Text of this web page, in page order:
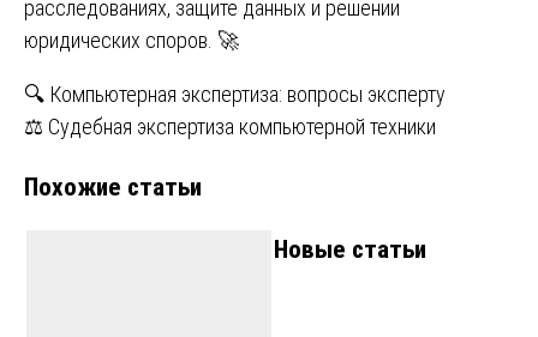
расследованиях, защите данных и решении
юридических споров. 🚀
Навигация
по
записям
🔍 Компьютерная экспертиза: вопросы эксперту
⚖ Судебная экспертиза компьютерной техники
Похожие статьи
Новые статьи